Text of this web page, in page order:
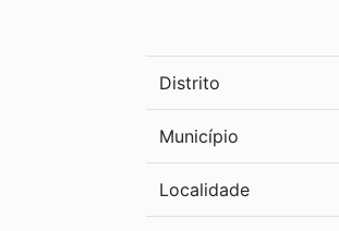
Distrito
Município
Localidade